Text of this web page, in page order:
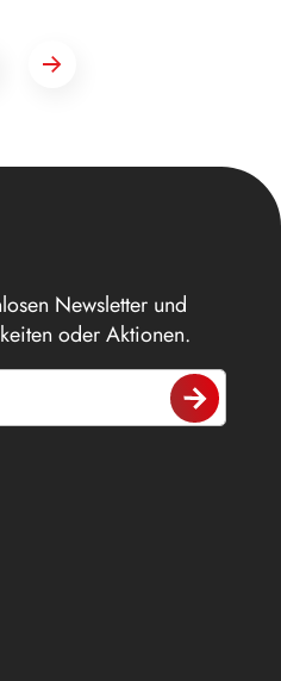
Newsletter und
oder Aktionen.